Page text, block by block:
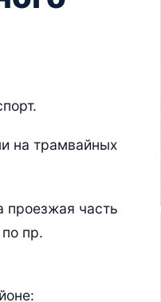
на трамвайных
проезжая часть
пр.